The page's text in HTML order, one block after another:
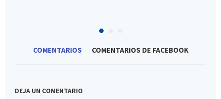
COMENTARIOS COMENTARIOS DE FACEBOOK
DEJA UN COMENTARIO